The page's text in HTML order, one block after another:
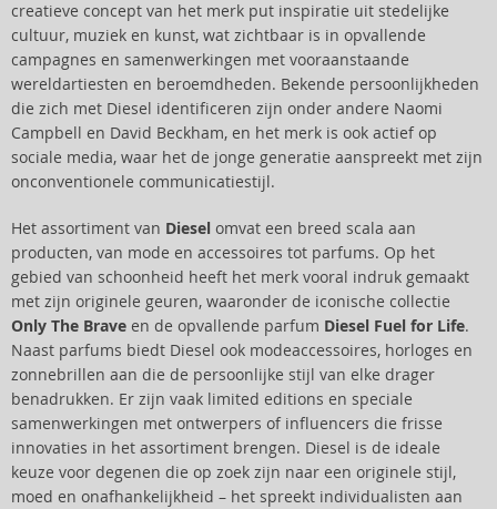
creatieve concept van het merk put inspiratie uit stedelijke
cultuur, muziek en kunst, wat zichtbaar is in opvallende
campagnes en samenwerkingen met vooraanstaande
wereldartiesten en beroemdheden. Bekende persoonlijkheden
die zich met Diesel identificeren zijn onder andere Naomi
Campbell en David Beckham, en het merk is ook actief op
sociale media, waar het de jonge generatie aanspreekt met zijn
onconventionele communicatiestijl.
Het assortiment van Diesel omvat een breed scala aan
producten, van mode en accessoires tot parfums. Op het
gebied van schoonheid heeft het merk vooral indruk gemaakt
met zijn originele geuren, waaronder de iconische collectie
Only The Brave en de opvallende parfum Diesel Fuel for Life.
Naast parfums biedt Diesel ook modeaccessoires, horloges en
zonnebrillen aan die de persoonlijke stijl van elke drager
benadrukken. Er zijn vaak limited editions en speciale
samenwerkingen met ontwerpers of influencers die frisse
innovaties in het assortiment brengen. Diesel is de ideale
keuze voor degenen die op zoek zijn naar een originele stijl,
moed en onafhankelijkheid – het spreekt individualisten aan